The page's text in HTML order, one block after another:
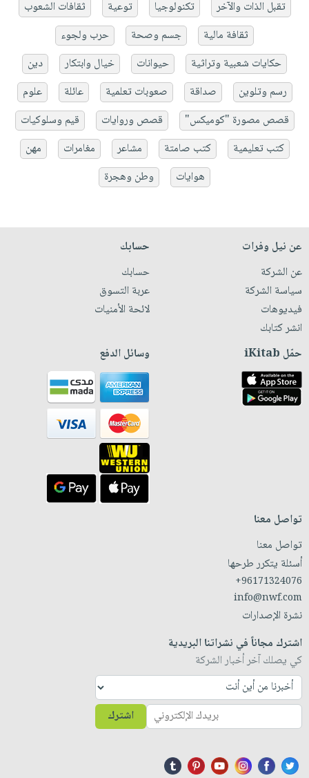
تقبل الذات والآخر
تكنولوجيا توعية
ثقافات الشعوب
ثقافة مالية
جسم وصحة
حرب ولجوء
حكايات شعبية وتراثية
حيوانات خيال وابتكار
دين
رسم وتلوين
صداقة صعوبات تعلمية عائلة
علوم
قصص مصورة "كوميكس"
قصص وروايات
قيم وسلوكيات
كتب تعليمية
كتب صامتة مشاعر مغامرات
مهن
هوايات
وطن وهجرة
عن نيل وفرات
عن الشركة
سياسة الشركة
فيديوهات
انشر كتابك
حسابك
حسابك
عربة التسوق
لائحة الأمنيات
حمّل iKitab وسائل الدفع
تواصل معنا
تواصل معنا
أسئلة يتكرر طرحها
+96171324076
info@nwf.com
نشرة الإصدارات
اشترك مجاناً في نشراتنا البريدية
كي يصلك آخر أخبار الشركة
اشترك